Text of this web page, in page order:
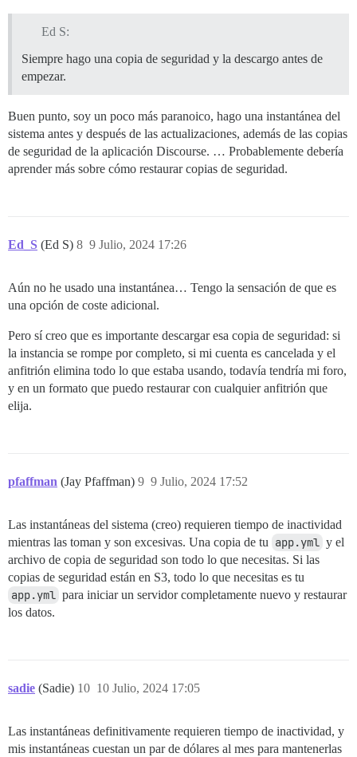
Ed S:
Siempre hago una copia de seguridad y la descargo antes de
empezar.
Buen punto, soy un poco más paranoico, hago una instantánea del
sistema antes y después de las actualizaciones, además de las copias
de seguridad de la aplicación Discourse. … Probablemente debería
aprender más sobre cómo restaurar copias de seguridad.
Ed_S (Ed S) 9 Julio, 2024 17:26
8
Aún no he usado una instantánea… Tengo la sensación de que es
una opción de coste adicional.
Pero sí creo que es importante descargar esa copia de seguridad: si
la instancia se rompe por completo, si mi cuenta es cancelada y el
anfitrión elimina todo lo que estaba usando, todavía tendría mi foro,
y en un formato que puedo restaurar con cualquier anfitrión que
elija.
pfaffman (Jay Pfaffman) 9 Julio, 2024 17:52
9
Las instantáneas del sistema (creo) requieren tiempo de inactividad
mientras las toman y son excesivas. Una copia de tu app.yml y el
archivo de copia de seguridad son todo lo que necesitas. Si las
copias de seguridad están en S3, todo lo que necesitas es tu
app.yml para iniciar un servidor completamente nuevo y restaurar
los datos.
sadie (Sadie) 10 Julio, 2024 17:05
10
Las instantáneas definitivamente requieren tiempo de inactividad, y
mis instantáneas cuestan un par de dólares al mes para mantenerlas